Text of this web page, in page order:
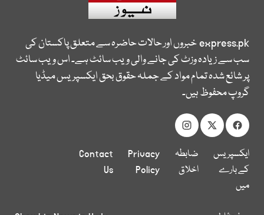
express.pkخبروں اور حالات حاضرہ سے متعلق پاکستان کی
سب سے زیادہ وزٹ کی جانے والی ویب سائٹ ہے۔ اس ویب سائٹ
پر شائع شدہ تمام مواد کے جملہ حقوق بحق ایکسپریس میڈیا
گروپ محفوظ ہیں۔
ایکسپریس
کے بارے
میں
ضابطہ
اخلاق
Privacy
Policy
Contact
Us